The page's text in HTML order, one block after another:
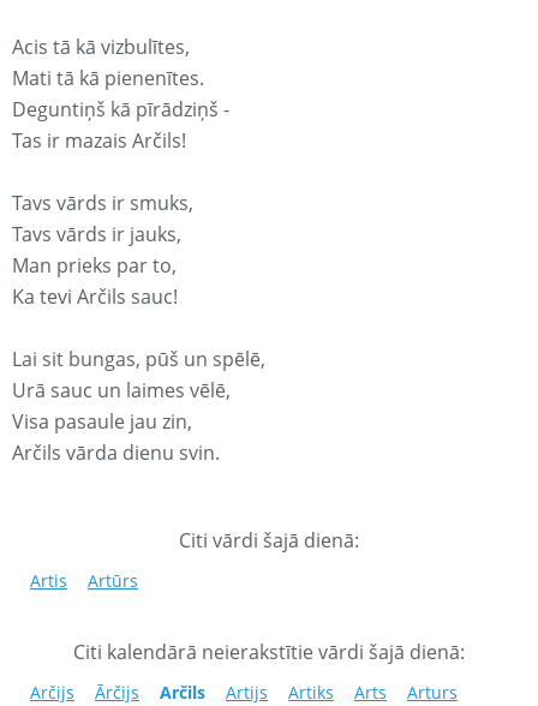
Acis tā kā vizbulītes,
Mati tā kā pienenītes.
Deguntiņš kā pīrādziņš -
Tas ir mazais Arčils!
Tavs vārds ir smuks,
Tavs vārds ir jauks,
Man prieks par to,
Ka tevi Arčils sauc!
Lai sit bungas, pūš un spēlē,
Urā sauc un laimes vēlē,
Visa pasaule jau zin,
Arčils vārda dienu svin.
Citi vārdi šajā dienā:
Artis Artūrs
Citi kalendārā neierakstītie vārdi šajā dienā:
Arčijs Ārčijs Arčils Artijs Artiks Arts
Arturs